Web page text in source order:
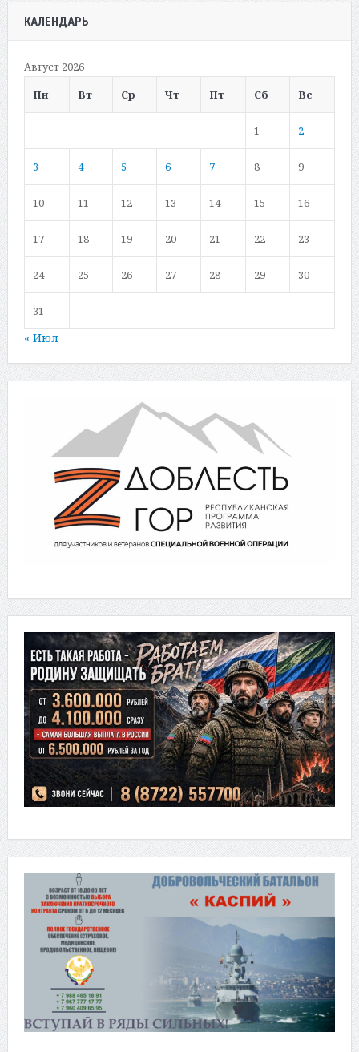
КАЛЕНДАРЬ
Август 2026
Пн
Вт Ср Чт Пт Сб Вс
1 2
3 4 5 6 7 8 9
10 11 12 13 14 15 16
17 18 19 20 21 22 23
24 25 26 27 28 29 30
31
« Июл